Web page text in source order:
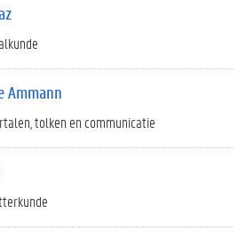
Ammann
tolken en communicatie